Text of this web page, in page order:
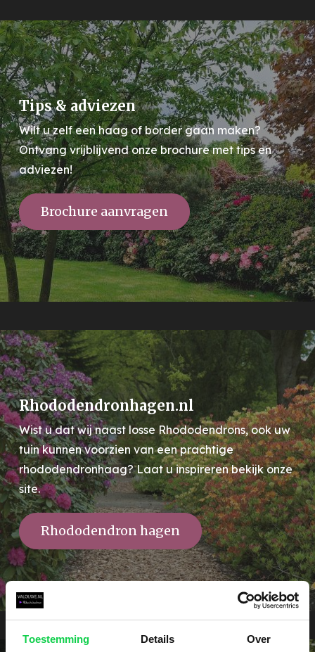
Toestemming Details Over
Tips & adviezen
Wilt u zelf een haag of border gaan maken?
Ontvang vrijblijvend onze brochure met tips en
adviezen!
Brochure aanvragen
Rhododendronhagen.nl
Wist u dat wij naast losse Rhododendrons, ook uw
tuin kunnen voorzien van een prachtige
rhododendronhaag? Laat u inspireren bekijk onze
site.
Rhododendron hagen